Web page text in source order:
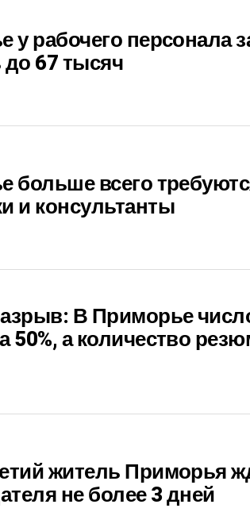
у рабочего персонала
67 тысяч
больше всего
и консультанты
В Приморье
50%, а количество
житель Приморья
не более 3 дней